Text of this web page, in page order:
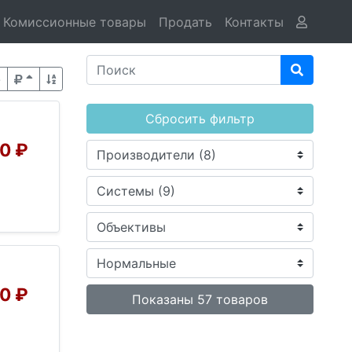
Комиссионные товары Продать Контакты
Сбросить фильтр
₽
₽